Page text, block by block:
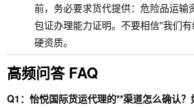
前，务必要求货代提供：危险品运输
包证办理能力证明。不要相信"我们
硬资质。
高频问答 FAQ
Q1：怡悦国际货运代理的**渠道怎么确认